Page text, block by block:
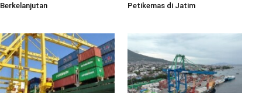
Berkelanjutan
Petikemas di Jatim